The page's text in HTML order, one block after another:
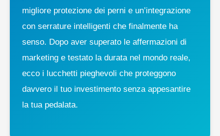
migliore protezione dei perni e un’integrazione
con serrature intelligenti che finalmente ha
senso. Dopo aver superato le affermazioni di
marketing e testato la durata nel mondo reale,
ecco i lucchetti pieghevoli che proteggono
davvero il tuo investimento senza appesantire
la tua pedalata.